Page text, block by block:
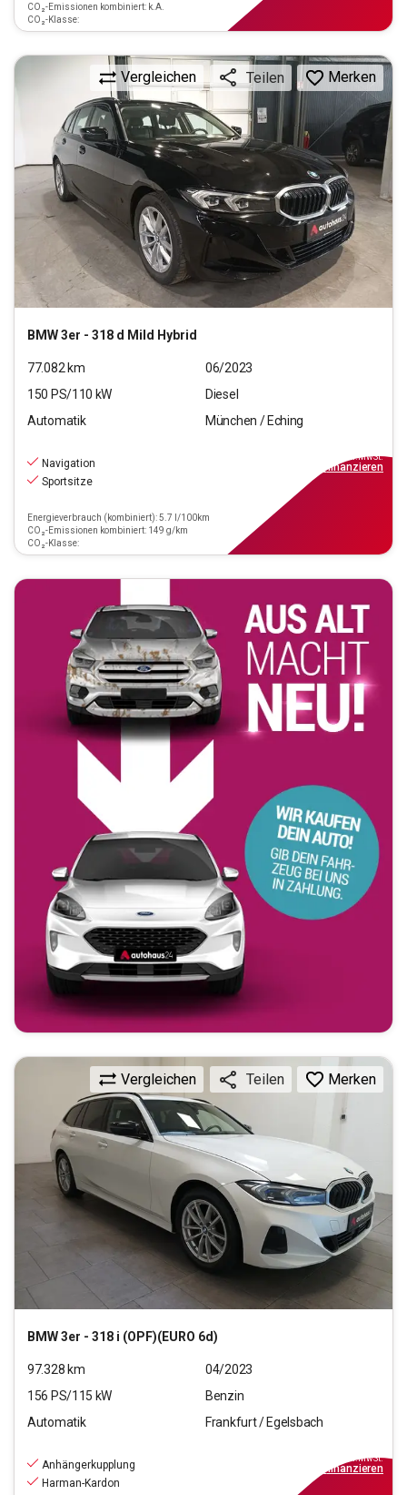
CO₂-Emissionen kombiniert: k.A.
CO₂-Klasse:
BMW3er - 318 d Mild Hybrid
Vergleichen Teilen Merken
77.082 km
06/2023
150 PS/110 kW
Diesel
Automatik
München / Eching
Navigation
Sportsitze
Energieverbrauch (kombiniert): 5.7 l/100km
CO₂-Emissionen kombiniert: 149 g/km
CO₂-Klasse:
inkl.MwSt.
finanzieren
BMW3er - 318 i (OPF)(EURO 6d)
Vergleichen Teilen Merken
97.328 km
04/2023
156 PS/115 kW
Benzin
Automatik
Frankfurt / Egelsbach
Anhängerkupplung
Harman-Kardon
inkl.MwSt.
finanzieren